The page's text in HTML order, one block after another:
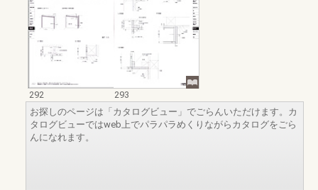
292
293
お探しのページは「カタログビュー」でごらんいただけます。カ
タログビューではweb上でパラパラめくりながらカタログをごら
んになれます。